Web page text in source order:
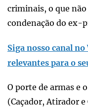
criminais, o que
condenação do ex-
Siga nosso canal
relevantes para o
O porte de armas e
(Caçador, Atirador